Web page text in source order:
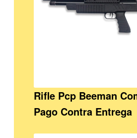
Rifle Pcp Beeman
Pago Contra Entrega